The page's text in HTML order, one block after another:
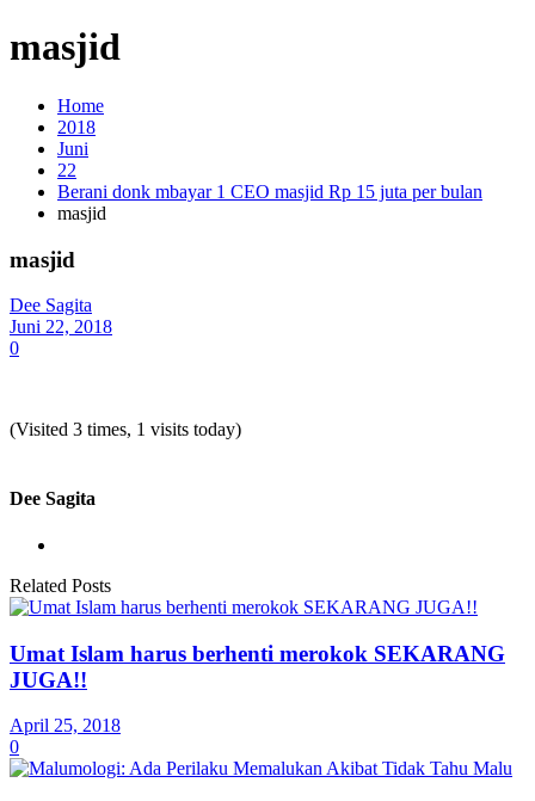
masjid
Home
2018
Juni
22
Berani donk mbayar 1 CEO masjid Rp 15 juta per bulan
masjid
masjid
Dee Sagita
Juni 22, 2018
0
(Visited 3 times, 1 visits today)
Dee Sagita
Related Posts
Umat Islam harus berhenti merokok SEKARANG
JUGA!!
April 25, 2018
0